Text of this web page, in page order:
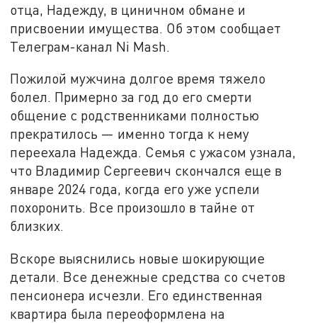
отца, Надежду, в циничном обмане и
присвоении имущества. Об этом сообщает
Телеграм-канал Ni Mash.
Пожилой мужчина долгое время тяжело
болел. Примерно за год до его смерти
общение с родственниками полностью
прекратилось — именно тогда к нему
переехала Надежда. Семья с ужасом узнала,
что Владимир Сергеевич скончался еще в
январе 2024 года, когда его уже успели
похоронить. Все произошло в тайне от
близких.
Вскоре выяснились новые шокирующие
детали. Все денежные средства со счетов
пенсионера исчезли. Его единственная
квартира была переоформлена на